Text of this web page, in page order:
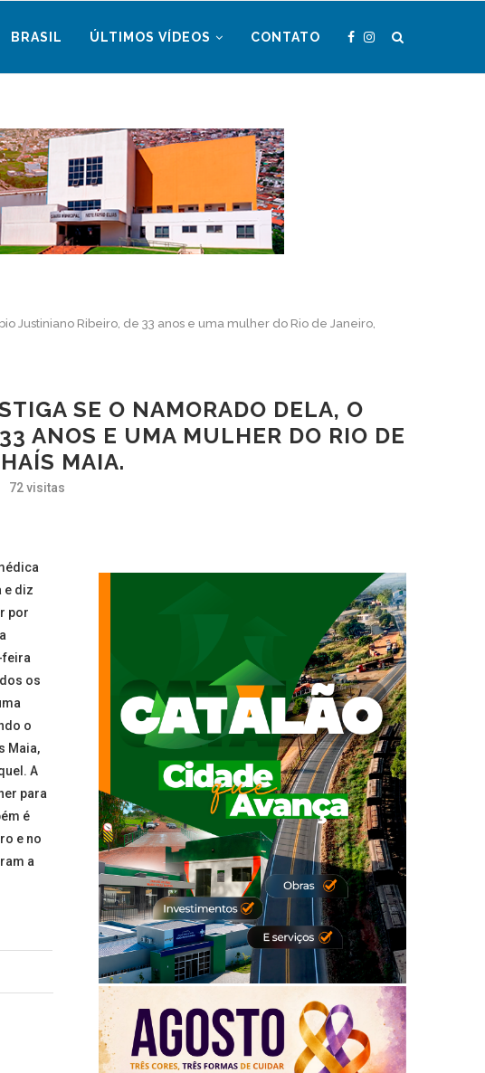
BRASIL ÚLTIMOS VÍDEOS CONTATO
Justiniano Ribeiro, de 33 anos e uma mulher do Rio de Janeiro,
SE O NAMORADO DELA, O
ANOS E UMA MULHER DO RIO DE
MAIA.
72visitas
e diz
por
feira
os
o
Maia,
A
para
é
e no
a